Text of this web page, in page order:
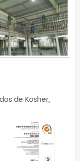
de Kosher,